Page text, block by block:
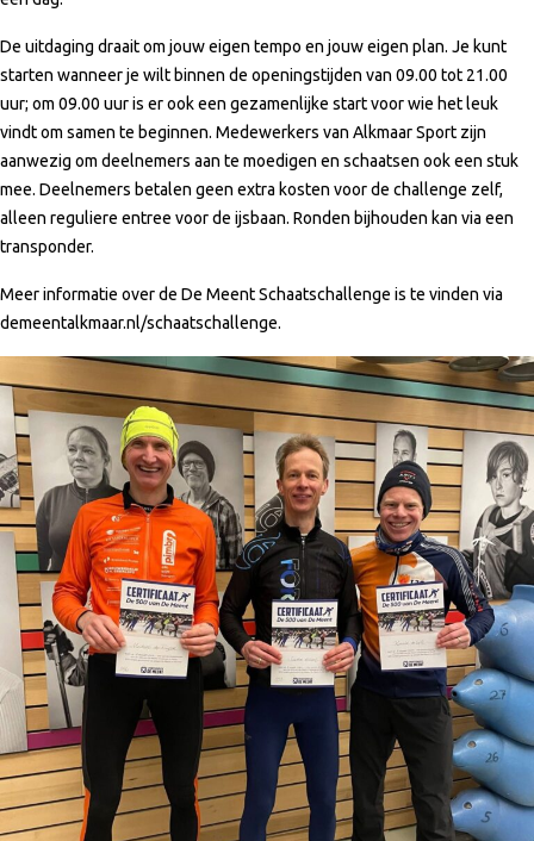
De uitdaging draait om jouw eigen tempo en jouw eigen plan. Je kunt
starten wanneer je wilt binnen de openingstijden van 09.00 tot 21.00
uur; om 09.00 uur is er ook een gezamenlijke start voor wie het leuk
vindt om samen te beginnen. Medewerkers van Alkmaar Sport zijn
aanwezig om deelnemers aan te moedigen en schaatsen ook een stuk
mee. Deelnemers betalen geen extra kosten voor de challenge zelf,
alleen reguliere entree voor de ijsbaan. Ronden bijhouden kan via een
transponder.
Meer informatie over de De Meent Schaatschallenge is te vinden via
demeentalkmaar.nl/schaatschallenge.